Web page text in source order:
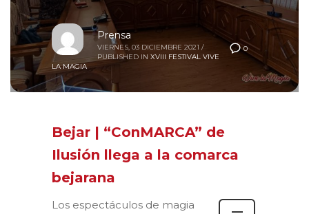
0
Prensa
VIERNES, 03 DICIEMBRE 2021 /
PUBLISHED IN XVIII FESTIVAL VIVE
LA MAGIA
Bejar | “ConMARCA” de
Ilusión llega a la comarca
bejarana
Los espectáculos de magia